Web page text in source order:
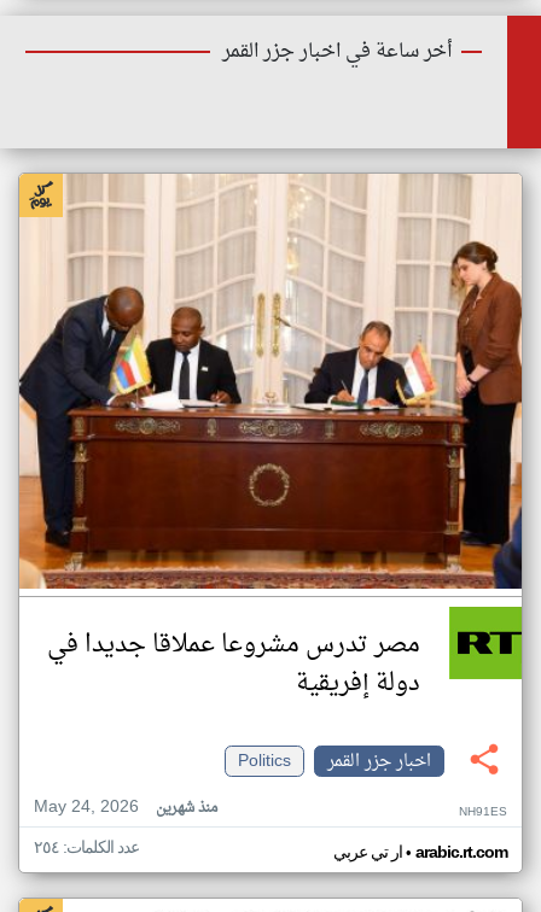
أخر ساعة في اخبار جزر القمر
مصر تدرس مشروعا عملاقا جديدا في
دولة إفريقية
اخبار جزر القمر
Politics
May 24, 2026
منذ شهرين NH91ES
ار تي عربي• arabic.rt.com عدد الكلمات: ٢٥٤